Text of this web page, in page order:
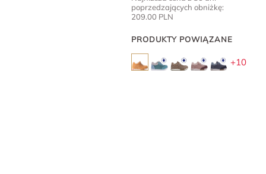
poprzedzających obniżkę:
209.00 PLN
PRODUKTY POWIĄZANE
+10